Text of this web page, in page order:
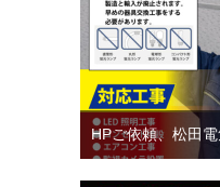
HPご依頼、松田